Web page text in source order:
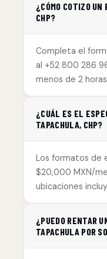
¿CÓMO COTIZO
CHP?
Completa el
al +52 800 286
menos de 2
¿CUÁL ES EL
TAPACHULA, CHP?
Los formatos de
$20,000 MXN/
ubicaciones
¿PUEDO RENTAR
TAPACHULA POR